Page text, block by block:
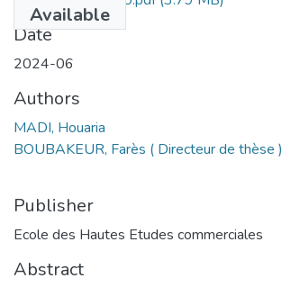
Available
Date
2024-06
Authors
MADI, Houaria
BOUBAKEUR, Farès ( Directeur de thèse )
Publisher
Ecole des Hautes Etudes commerciales
Abstract